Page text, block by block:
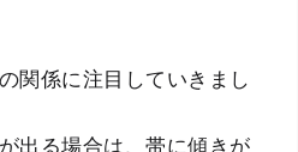
関係に注目していきまし
出る場合は、帯に傾きが